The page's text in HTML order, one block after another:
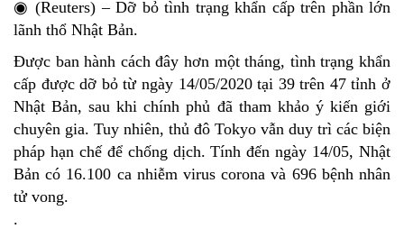
◉ (Reuters) – Dỡ bỏ tình trạng khẩn cấp trên phần lớn
lãnh thổ Nhật Bản.
Được ban hành cách đây hơn một tháng, tình trạng khẩn
cấp được dỡ bỏ từ ngày 14/05/2020 tại 39 trên 47 tỉnh ở
Nhật Bản, sau khi chính phủ đã tham khảo ý kiến giới
chuyên gia. Tuy nhiên, thủ đô Tokyo vẫn duy trì các biện
pháp hạn chế để chống dịch. Tính đến ngày 14/05, Nhật
Bản có 16.100 ca nhiễm virus corona và 696 bệnh nhân
tử vong.
.